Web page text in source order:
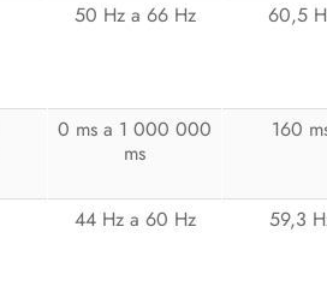
50 Hz a 66 Hz 60,5
0 ms a 1 000 000
ms
160
44 Hz a 60 Hz 59,3